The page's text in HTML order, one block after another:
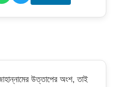
উত্তাপের অংশ, তাই